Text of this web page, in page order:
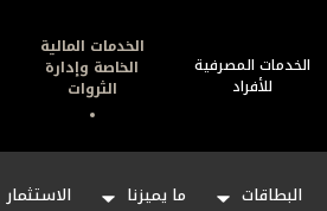
الخدمات المصرفية
للأفراد
الخدمات المالية
الخاصة وإدارة
الثروات
البطاقات ما يميزنا الاستثمار